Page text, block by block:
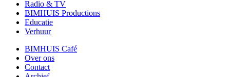
Radio & TV
BIMHUIS Productions
Educatie
Verhuur
BIMHUIS Café
Over ons
Contact